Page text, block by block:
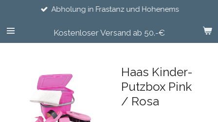
springen
Kostenloser Versand ab 50.-€
Abholung in Frastanz und Hohenems
Haas Kinder-
Putzbox Pink
/ Rosa